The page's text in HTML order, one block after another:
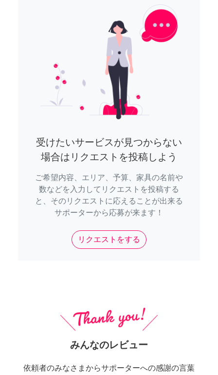
受けたいサービスが見つからない
場合はリクエストを投稿しよう
ご希望内容、エリア、予算、家具の名前や
数などを入力してリクエストを投稿する
と、そのリクエストに応えることが出来る
サポーターから応募が来ます！
リクエストをする
みんなのレビュー
依頼者のみなさまからサポーターへの感謝の言葉